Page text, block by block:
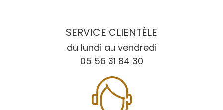
SERVICE CLIENTÈLE
du lundi au vendredi
05 56 31 84 30